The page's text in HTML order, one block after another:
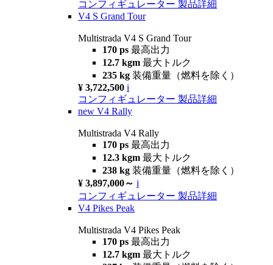
コンフィギュレーター 製品詳細
V4 S Grand Tour
Multistrada V4 S Grand Tour
170 ps 最高出力
12.7 kgm 最大トルク
235 kg 装備重量（燃料を除く）
¥ 3,722,500 i
コンフィギュレーター 製品詳細
new V4 Rally
Multistrada V4 Rally
170 ps 最高出力
12.3 kgm 最大トルク
238 kg 装備重量（燃料を除く）
¥ 3,897,000～ i
コンフィギュレーター 製品詳細
V4 Pikes Peak
Multistrada V4 Pikes Peak
170 ps 最高出力
12.7 kgm 最大トルク